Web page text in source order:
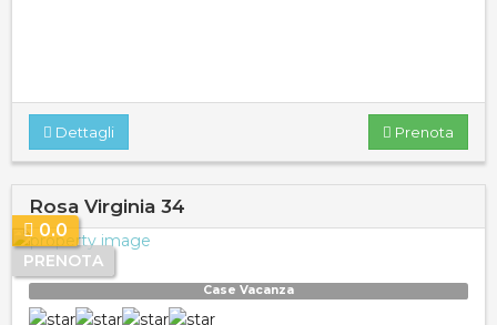
Prenota
Dettagli
Rosa Virginia 34
PRENOTA
0.0
Case Vacanza